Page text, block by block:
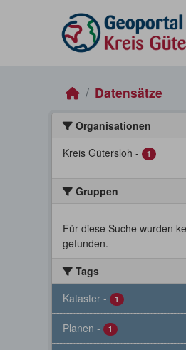
Datensätze
Organisationen
Kreis Gütersloh - 1
Gruppen
Für diese Suche wurden
gefunden.
Tags
Kataster - 1
Planen - 1